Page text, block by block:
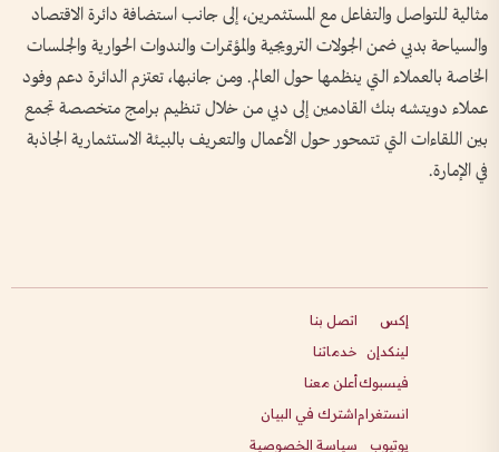
مثالية للتواصل والتفاعل مع المستثمرين، إلى جانب استضافة دائرة الاقتصاد
والسياحة بدبي ضمن الجولات الترويجية والمؤتمرات والندوات الحوارية والجلسات
الخاصة بالعملاء التي ينظمها حول العالم. ومن جانبها، تعتزم الدائرة دعم وفود
عملاء دويتشه بنك القادمين إلى دبي من خلال تنظيم برامج متخصصة تجمع
بين اللقاءات التي تتمحور حول الأعمال والتعريف بالبيئة الاستثمارية الجاذبة
في الإمارة.
إكس
لينكدإن
فيسبوك
انستغرام
يوتيوب
اتصل بنا
خدماتنا
أعلن معنا
اشترك في البيان
سياسة الخصوصية